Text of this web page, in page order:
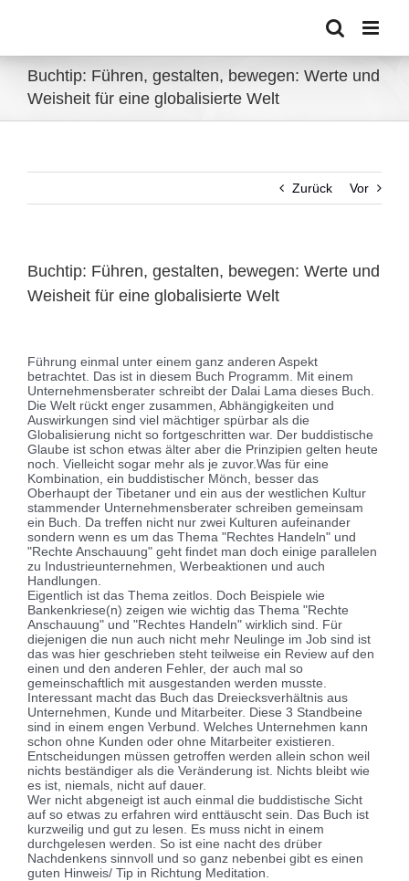
Buchtip: Führen, gestalten, bewegen: Werte und
Weisheit für eine globalisierte Welt
Zurück Vor
Buchtip: Führen, gestalten, bewegen: Werte und
Weisheit für eine globalisierte Welt
Bild
Führung einmal unter einem ganz anderen Aspekt
betrachtet. Das ist in diesem Buch Programm. Mit einem
Unternehmensberater schreibt der Dalai Lama dieses Buch.
Die Welt rückt enger zusammen, Abhängigkeiten und
Auswirkungen sind viel mächtiger spürbar als die
Globalisierung nicht so fortgeschritten war. Der buddistische
Glaube ist schon etwas älter aber die Prinzipien gelten heute
noch. Vielleicht sogar mehr als je zuvor.Was für eine
Kombination, ein buddistischer Mönch, besser das
Oberhaupt der Tibetaner und ein aus der westlichen Kultur
stammender Unternehmensberater schreiben gemeinsam
ein Buch. Da treffen nicht nur zwei Kulturen aufeinander
sondern wenn es um das Thema "Rechtes Handeln" und
"Rechte Anschauung" geht findet man doch einige parallelen
zu Industrieunternehmen, Werbeaktionen und auch
Handlungen.
Eigentlich ist das Thema zeitlos. Doch Beispiele wie
Bankenkriese(n) zeigen wie wichtig das Thema "Rechte
Anschauung" und "Rechtes Handeln" wirklich sind. Für
diejenigen die nun auch nicht mehr Neulinge im Job sind ist
das was hier geschrieben steht teilweise ein Review auf den
einen und den anderen Fehler, der auch mal so
gemeinschaftlich mit ausgestanden werden musste.
Interessant macht das Buch das Dreiecksverhältnis aus
Unternehmen, Kunde und Mitarbeiter. Diese 3 Standbeine
sind in einem engen Verbund. Welches Unternehmen kann
schon ohne Kunden oder ohne Mitarbeiter existieren.
Entscheidungen müssen getroffen werden allein schon weil
nichts beständiger als die Veränderung ist. Nichts bleibt wie
es ist, niemals, nicht auf dauer.
Wer nicht abgeneigt ist auch einmal die buddistische Sicht
auf so etwas zu erfahren wird enttäuscht sein. Das Buch ist
kurzweilig und gut zu lesen. Es muss nicht in einem
durchgelesen werden. So ist eine nacht des drüber
Nachdenkens sinnvoll und so ganz nebenbei gibt es einen
guten Hinweis/ Tip in Richtung Meditation.